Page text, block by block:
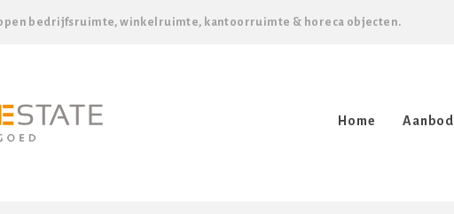
bedrijfsruimte, winkelruimte, kantoorruimte & horeca objecten.
Home Aanbod